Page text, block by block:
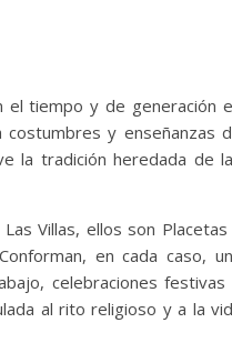
el tiempo y de generación
y enseñanzas
la tradición heredada de
Villas, ellos son Placetas
en cada caso,
celebraciones festivas
al rito religioso y a la